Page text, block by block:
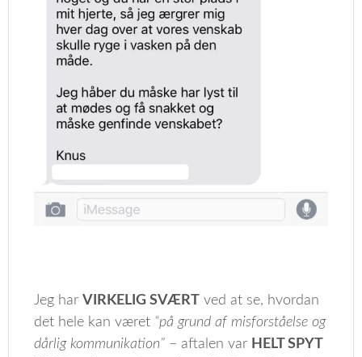
Jeg harVIRKELIG SVÆRT ved at se, hvordan
det hele kan været “på grund af misforståelse og
dårlig kommunikation” – aftalen var HELT SPYT